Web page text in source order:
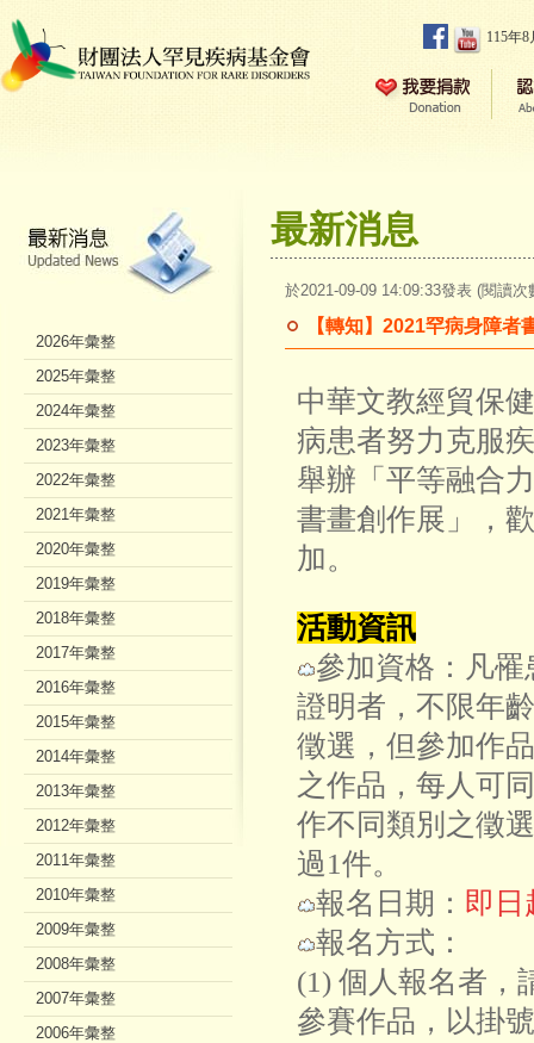
115年
最新消息
於2021-09-09 14:09:33發表 (閱讀次
【轉知】2021罕病身障者
中華文教經貿保
病患者努力克服
舉辦「平等融合
書畫創作展」，
加。
活動資訊
參加資格：凡
證明者，不限年
徵選，但參加作
之作品，每人可
作不同類別之徵
過1件。
報名日期： 即日
報名方式：
(1) 個人報名者，
參賽作品，以掛
2026年彙整
2025年彙整
2024年彙整
2023年彙整
2022年彙整
2021年彙整
2020年彙整
2019年彙整
2018年彙整
2017年彙整
2016年彙整
2015年彙整
2014年彙整
2013年彙整
2012年彙整
2011年彙整
2010年彙整
2009年彙整
2008年彙整
2007年彙整
2006年彙整